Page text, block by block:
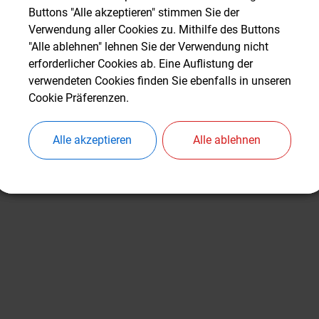
Gemeinde Türkenfeld sucht immer
in Schule, Kindergärten,
finden Siehier.
Buttons "Alle akzeptieren" stimmen Sie der
Verwendung aller Cookies zu. Mithilfe des Buttons
"Alle ablehnen" lehnen Sie der Verwendung nicht
erforderlicher Cookies ab. Eine Auflistung der
verwendeten Cookies finden Sie ebenfalls in unseren
Cookie Präferenzen.
Alle akzeptieren Alle ablehnen
Buttons "Alle akzeptieren" stimmen Sie der
Verwendung aller Cookies zu. Mithilfe des Buttons
"Alle ablehnen" lehnen Sie der Verwendung nicht
erforderlicher Cookies ab. Eine Auflistung der
verwendeten Cookies finden Sie ebenfalls in unseren
Cookie Präferenzen.
Alle akzeptieren Alle ablehnen